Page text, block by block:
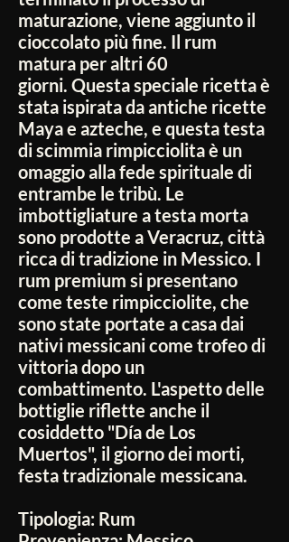
maturazione, viene aggiunto il
cioccolato più fine. Il rum
matura per altri 60
giorni. Questa speciale ricetta è
stata ispirata da antiche ricette
Maya e azteche, e questa testa
di scimmia rimpicciolita è un
omaggio alla fede spirituale di
entrambe le tribù. Le
imbottigliature a testa morta
sono prodotte a Veracruz, città
ricca di tradizione in Messico. I
rum premium si presentano
come teste rimpicciolite, che
sono state portate a casa dai
nativi messicani come trofeo di
vittoria dopo un
combattimento. L'aspetto delle
bottiglie riflette anche il
cosiddetto "Día de Los
Muertos", il giorno dei morti,
festa tradizionale messicana.
Tipologia: Rum